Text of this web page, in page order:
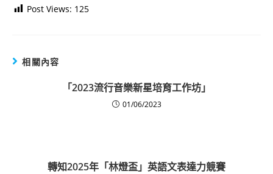
Post Views: 125
相關內容
「2023流行音樂新星培育工作坊」
01/06/2023
轉知2025年「林燈盃」英語文表達力競賽